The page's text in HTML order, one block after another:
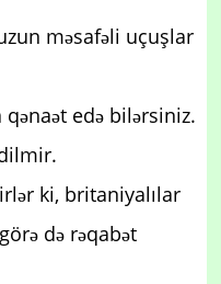
məsafəli uçuşlar
edə bilərsiniz.
ki, britaniyalılar
də rəqabət